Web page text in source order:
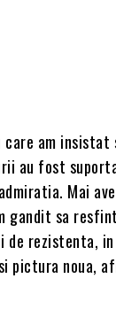
care am
au fost
Mai
gandit sa
rezistenta,
pictura noua,